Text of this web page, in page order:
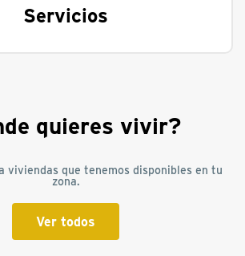
Servicios
quieres vivir?
viviendas que tenemos disponibles en tu
zona.
Ver todos